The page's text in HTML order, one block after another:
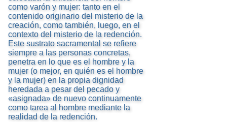
como varón y mujer: tanto en el
contenido originario del misterio de la
creación, como también, luego, en el
contexto del misterio de la redención.
Este sustrato sacramental se refiere
siempre a las personas concretas,
penetra en lo que es el hombre y la
mujer (o mejor, en quién es el hombre
y la mujer) en la propia dignidad
heredada a pesar del pecado y
«asignada» de nuevo continuamente
como tarea al hombre mediante la
realidad de la redención.